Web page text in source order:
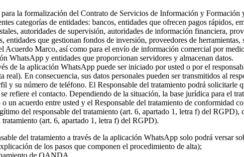
la formalización del Contrato de Servicios de Información y Formación
categorías de entidades: bancos, entidades que ofrecen pagos rápidos,
autoridades de supervisión, autoridades de información financiera,
entidades que gestionan fondos de inversión, proveedores de
Acuerdo Marco, así como para el envío de información comercial por
WhatsApp y entidades que proporcionan servidores y almacenan datos.
de la aplicación WhatsApp puede ser iniciado por usted o por el
real). En consecuencia, sus datos personales pueden ser transmitidos al
su número de teléfono. El Responsable del tratamiento podrá solicitarle
refiere el contacto. Dependiendo de la situación, la base jurídica para el
un acuerdo entre usted y el Responsable del tratamiento de
del responsable del tratamiento (art. 6, apartado 1, letra f) del
(art. 6, apartado 1, letra f) del RGPD).
del tratamiento a través de la aplicación WhatsApp solo podrá versar
de los pasos que componen el procedimiento de alta);
de OANDA.